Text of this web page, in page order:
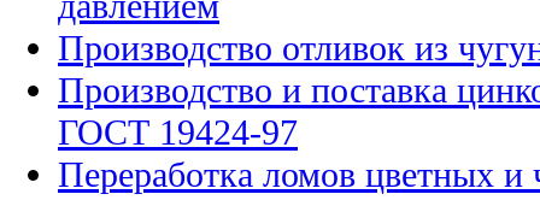
Производство отливок из
Производство и поставка
ГОСТ 19424-97
Переработка ломов цветных и